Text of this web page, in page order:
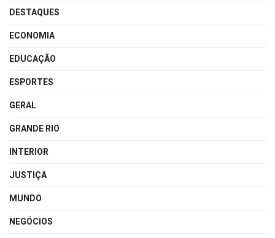
DESTAQUES
ECONOMIA
EDUCAÇÃO
ESPORTES
GERAL
GRANDE RIO
INTERIOR
JUSTIÇA
MUNDO
NEGÓCIOS